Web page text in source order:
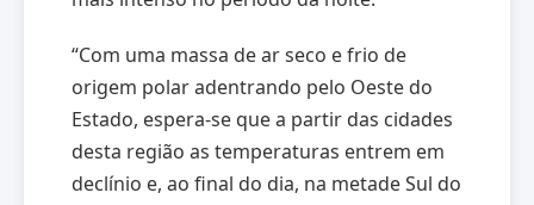
“Com uma massa de ar seco e frio de
origem polar adentrando pelo Oeste do
Estado, espera-se que a partir das cidades
desta região as temperaturas entrem em
declínio e, ao final do dia, na metade Sul do